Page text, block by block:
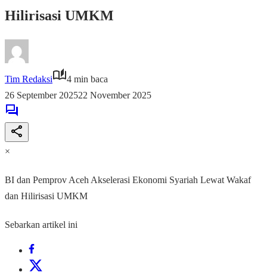
Hilirisasi UMKM
Tim Redaksi
4 min baca
26 September 202522 November 2025
×
BI dan Pemprov Aceh Akselerasi Ekonomi Syariah Lewat Wakaf
dan Hilirisasi UMKM
Sebarkan artikel ini